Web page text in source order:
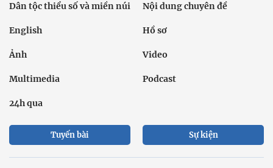
Dân tộc thiểu số và miền núi Nội dung chuyên đề
English Hồ sơ
Ảnh Video
Multimedia Podcast
24h qua
Tuyến bài Sự kiện